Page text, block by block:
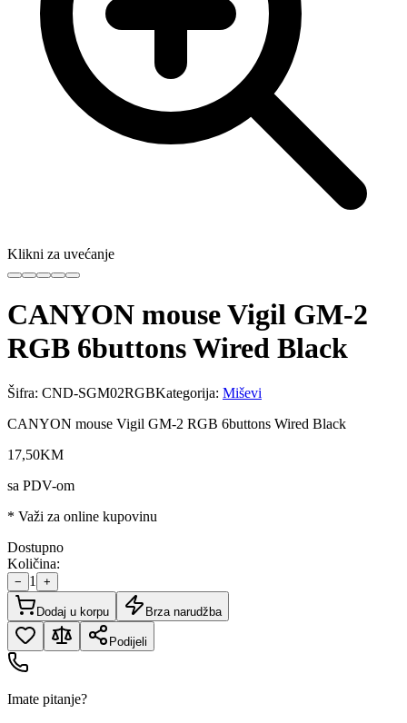
Klikni za uvećanje
CANYON mouse Vigil GM-2
RGB 6buttons Wired Black
Šifra: CND-SGM02RGBKategorija: Miševi
CANYON mouse Vigil GM-2 RGB 6buttons Wired Black
17,50KM
sa PDV-om
* Važi za online kupovinu
Dostupno
Količina:
− 1 +
Dodaj u korpu Brza narudžba
Podijeli
Imate pitanje?